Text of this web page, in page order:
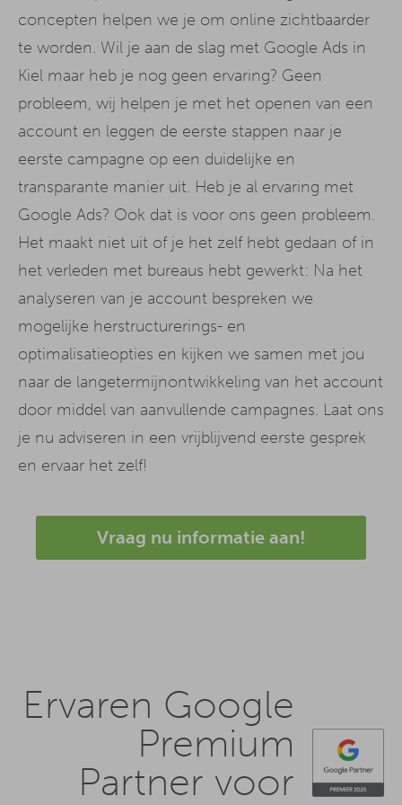
concepten helpen we je om online zichtbaarder
te worden. Wil je aan de slag met Google Ads in
Kiel maar heb je nog geen ervaring? Geen
probleem, wij helpen je met het openen van een
account en leggen de eerste stappen naar je
eerste campagne op een duidelijke en
transparante manier uit. Heb je al ervaring met
Google Ads? Ook dat is voor ons geen probleem.
Het maakt niet uit of je het zelf hebt gedaan of in
het verleden met bureaus hebt gewerkt: Na het
analyseren van je account bespreken we
mogelijke herstructurerings- en
optimalisatieopties en kijken we samen met jou
naar de langetermijnontwikkeling van het account
door middel van aanvullende campagnes. Laat ons
je nu adviseren in een vrijblijvend eerste gesprek
en ervaar het zelf!
Vraag nu informatie aan!
Ervaren Google
Premium
Partner voor